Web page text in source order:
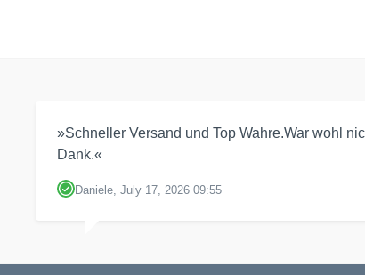
»Schneller Versand und Top Wahre.War wohl
Dank.«
Daniele, July 17, 2026 09:55